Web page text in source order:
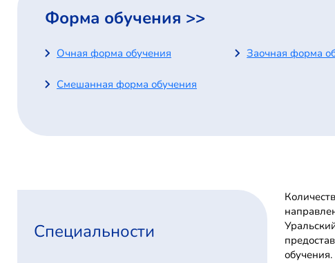
Форма обучения >>
Очная форма обучения Заочная форма
Смешанная форма обучения
Специальности
обучения.